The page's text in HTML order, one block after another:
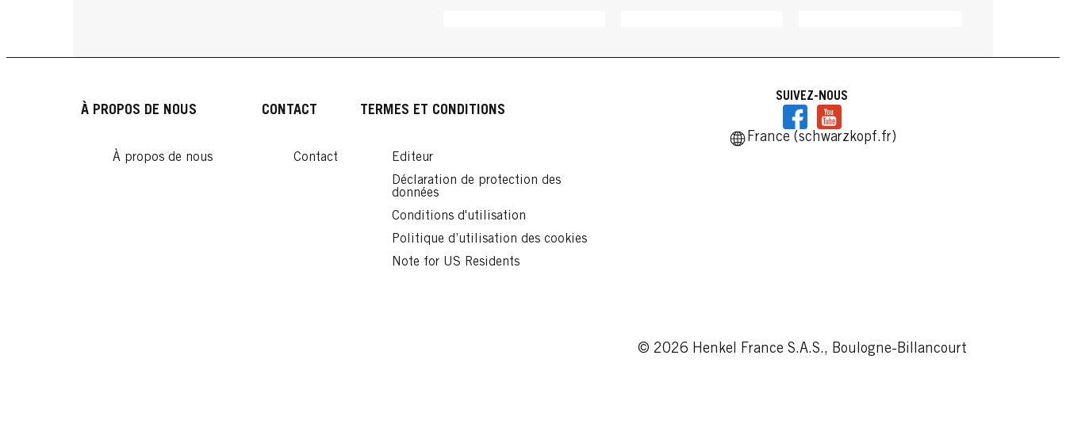
BRILLANCE
891 Noir Bleuté
À PROPOS DE NOUS
À propos de nous
CONTACT
Contact
TERMES ET CONDITIONS
Editeur
Déclaration de protection des
données
Conditions d'utilisation
Politique d’utilisation des cookies
Note for US Residents
SUIVEZ-NOUS
France (schwarzkopf.fr)
© 2026 Henkel France S.A.S., Boulogne-Billancourt